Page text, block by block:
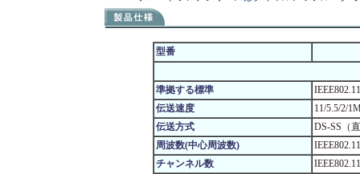
型番
準拠する標準
伝送速度
11/5.5/2/
伝送方式
DS-SS（
周波数(中心周波数)
チャンネル数